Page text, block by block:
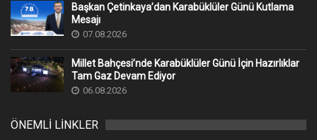
Başkan Çetinkaya’dan Karabüklüler Günü Kutlama
Mesajı
07.08.2026
Millet Bahçesi’nde Karabüklüler Günü İçin Hazırlıklar
Tam Gaz Devam Ediyor
06.08.2026
ÖNEMLİ LİNKLER